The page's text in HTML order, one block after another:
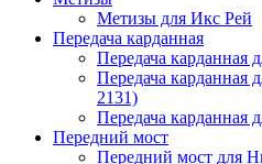
Метизы для Икс Рей
Передача карданная
Передача карданная
Передача карданная
2131)
Передача
Передний мост
Передний мост для